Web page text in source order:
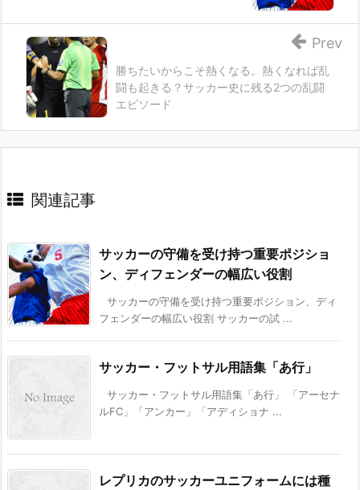
勝ちたいからこそ熱くなる。熱くなれば乱
闘も起きる？サッカー史に残る2つの乱闘
エピソード
Prev
関連記事
サッカーの守備を受け持つ重要ポジショ
ン、ディフェンダーの幅広い役割
サッカーの守備を受け持つ重要ポジション、ディ
フェンダーの幅広い役割 サッカーの試 ...
サッカー・フットサル用語集「あ行」
サッカー・フットサル用語集「あ行」 「アーセナ
ルFC」「アンカー」「アディショナ ...
レプリカのサッカーユニフォームには種